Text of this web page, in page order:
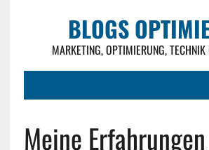
BLOGS
MARKETING, OPTIMIERUNG,
Meine